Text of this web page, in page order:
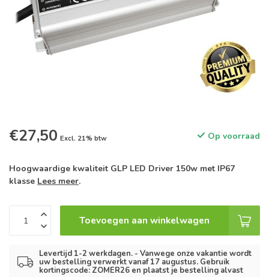
€27,50 Excl. 21% btw Op voorraad
Hoogwaardige kwaliteit GLP LED Driver 150w met IP67
klasse Lees meer.
Toevoegen aan winkelwagen
Levertijd 1-2 werkdagen. - Vanwege onze vakantie wordt
uw bestelling verwerkt vanaf 17 augustus. Gebruik
kortingscode: ZOMER26 en plaatst je bestelling alvast